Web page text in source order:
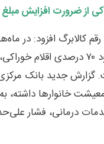
کالابرگ افزود: در
قابل‌توجه هزینه‌های خانوار و تورم حدود
جدید بانک مرکزی
معیشت خانوارها
درمانی، فشار